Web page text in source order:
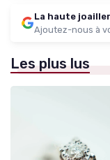
La haute
Ajoutez-nous à
Les plus lus